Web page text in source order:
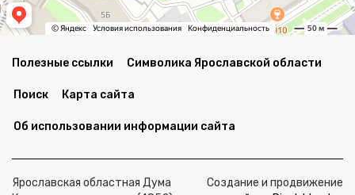
Полезные ссылки Символика Ярославской области
Поиск Карта сайта
Об использовании информации сайта
Ярославская областная Дума
Создание и продвижение